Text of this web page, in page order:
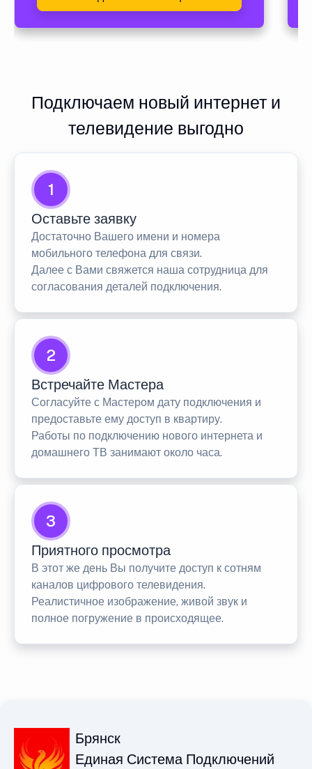
Подключаем новый интернет и
телевидение выгодно
1
Оставьте заявку
Достаточно Вашего имени и номера
мобильного телефона для связи.
Далее с Вами свяжется наша сотрудница для
согласования деталей подключения.
2
Встречайте Мастера
Согласуйте с Мастером дату подключения и
предоставьте ему доступ в квартиру.
Работы по подключению нового интернета и
домашнего ТВ занимают около часа.
3
Приятного просмотра
В этот же день Вы получите доступ к сотням
каналов цифрового телевидения.
Реалистичное изображение, живой звук и
полное погружение в происходящее.
Брянск
Единая Система Подключений